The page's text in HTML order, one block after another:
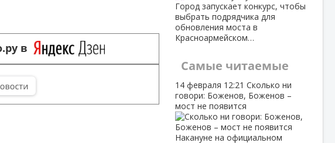
в
Город запускает конкурс, чтобы
выбрать подрядчика для
обновления моста в
Красноармейском…
Самые читаемые
14 февраля 12:21 Сколько ни
говори: Боженов, Боженов –
мост не появится
Накануне на официальном